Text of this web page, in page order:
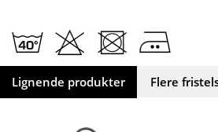
Lignende produkter Flere